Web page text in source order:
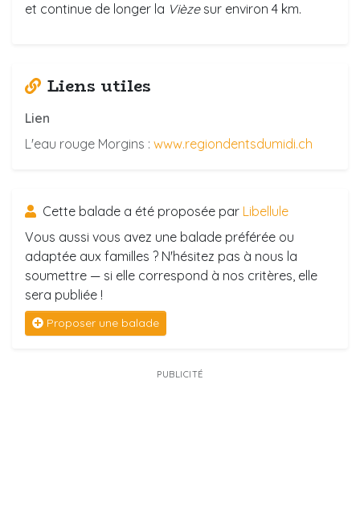
et continue de longer la Vièzesur environ 4 km.
Liens utiles
Lien
L'eau rouge Morgins : www.regiondentsdumidi.ch
Cette balade a été proposée par Libellule
Vous aussi vous avez une balade préférée ou
adaptée aux familles ? N'hésitez pas à nous la
soumettre — si elle correspond à nos critères, elle
sera publiée !
Proposer une balade
PUBLICITÉ